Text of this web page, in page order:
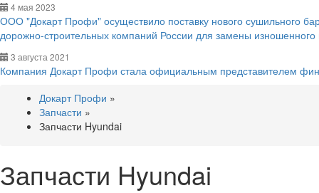
4 мая 2023
ООО "Докарт Профи" осуществило поставку нового сушильного
дорожно-строительных компаний России для замены
3 августа 2021
Компания Докарт Профи стала официальным представителем
Докарт Профи »
Запчасти »
Запчасти Hyundai
Запчасти Hyundai